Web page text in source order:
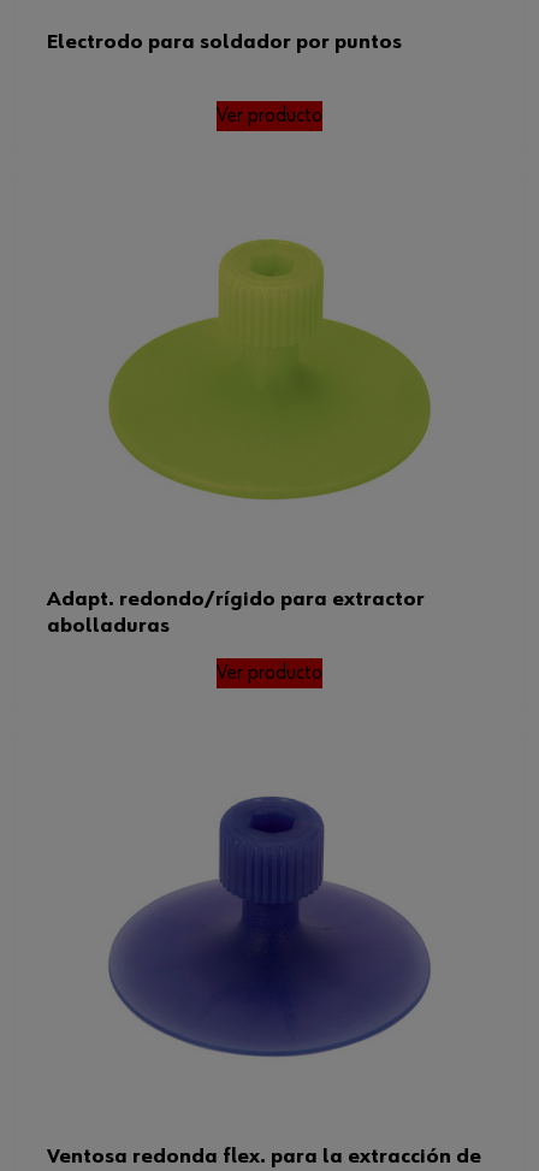
Electrodo para soldador por puntos
Ver producto
Adapt. redondo/rígido para extractor
abolladuras
Ver producto
Ventosa redonda flex. para la extracción de